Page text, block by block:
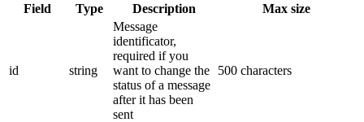
Field Type Description Max size
id string
Message
identificator,
required if you
want to change the
status of a message
after it has been
sent
500 characters